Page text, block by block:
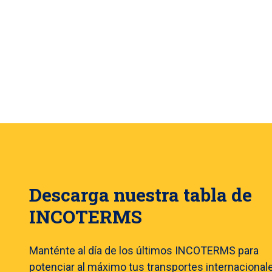
Descarga nuestra tabla de
INCOTERMS
Manténte al día de los últimos INCOTERMS para
potenciar al máximo tus transportes